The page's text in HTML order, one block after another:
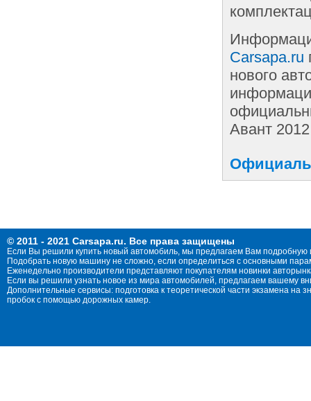
Carsapa.ru
нового
Авант
© 2011 - 2021 Carsapa.ru. Все права защищены
Если Вы решили купить новый автомобиль, мы предлагаем Вам
Подобрать новую машину не сложно, если определиться с основными
Еженедельно производители представляют покупателям новинки
Если вы решили узнать новое из мира автомобилей, предлагаем вашему
Дополнительные сервисы: подготовка к теоретической части экзамена
пробок с помощью дорожных камер.